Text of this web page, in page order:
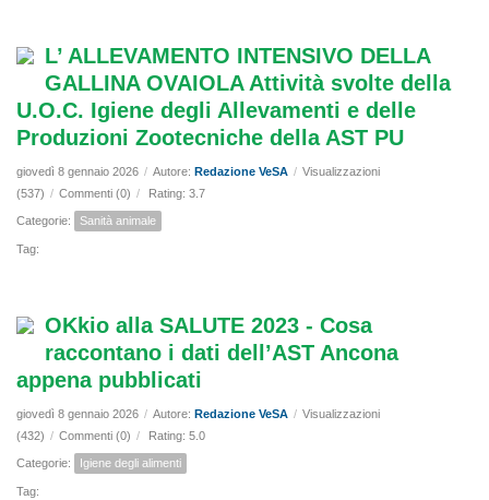
L’ ALLEVAMENTO INTENSIVO DELLA
GALLINA OVAIOLA Attività svolte della
U.O.C. Igiene degli Allevamenti e delle
Produzioni Zootecniche della AST PU
giovedì 8 gennaio 2026 / Autore: Redazione VeSA / Visualizzazioni
(537) / Commenti (0) / Rating: 3.7
Categorie: Sanità animale
Tag:
OKkio alla SALUTE 2023 - Cosa
raccontano i dati dell’AST Ancona
appena pubblicati
giovedì 8 gennaio 2026 / Autore: Redazione VeSA / Visualizzazioni
(432) / Commenti (0) / Rating: 5.0
Categorie: Igiene degli alimenti
Tag: